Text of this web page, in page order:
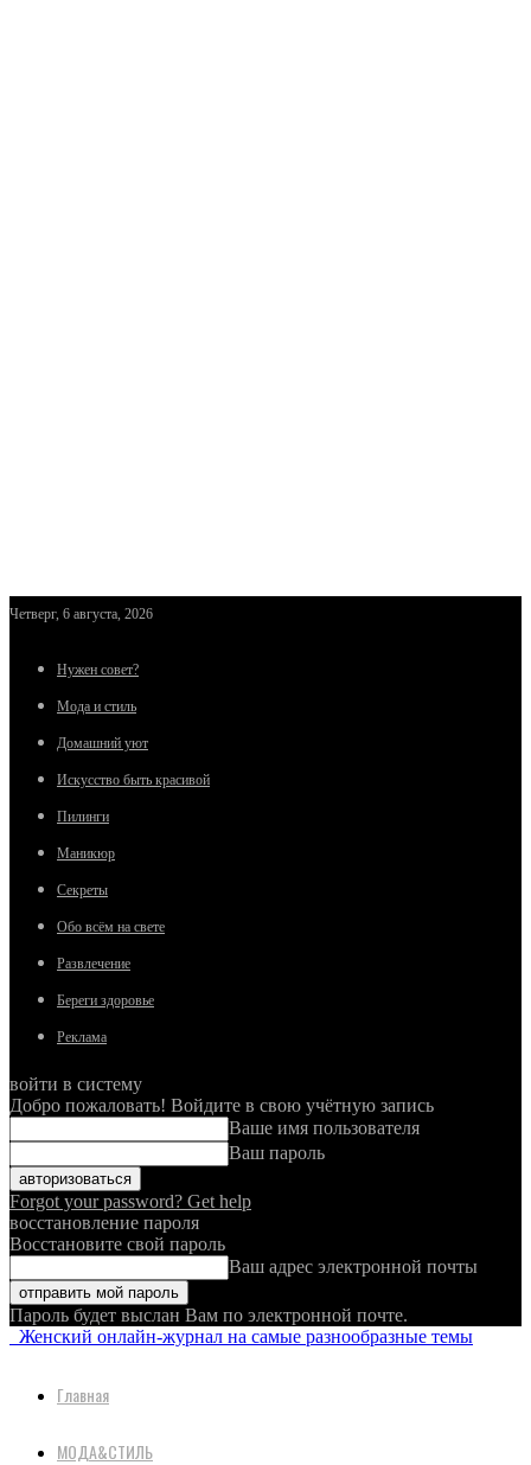
Четверг, 6 августа, 2026
Нужен совет?
Мода и стиль
Домашний уют
Искусство быть красивой
Пилинги
Маникюр
Секреты
Обо всём на свете
Развлечение
Береги здоровье
Реклама
войти в систему
Добро пожаловать! Войдите в свою учётную запись
Ваше имя пользователя
Ваш пароль
Forgot your password? Get help
восстановление пароля
Восстановите свой пароль
Ваш адрес электронной почты
Пароль будет выслан Вам по электронной почте.
Женский онлайн-журнал на самые разнообразные темы
Главная
МОДА&СТИЛЬ